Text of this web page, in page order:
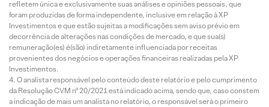
refletem única e exclusivamente suas análises e opiniões pessoais, que
foram produzidas de forma independente, inclusive em relação à XP
Investimentos e que estão sujeitas a modificações sem aviso prévio em
decorrência de alterações nas condições de mercado, e que sua(s)
remuneração(es) é(são) indiretamente influenciada por receitas
provenientes dos negócios e operações financeiras realizadas pela XP
Investimentos.
O analista responsável pelo conteúdo deste relatório e pelo cumprimento
da Resolução CVM nº 20/2021 está indicado acima, sendo que, caso constem
a indicação de mais um analista no relatório, o responsável será o primeiro